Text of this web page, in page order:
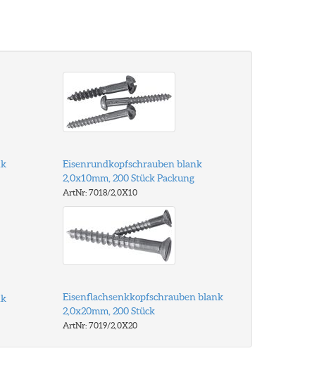
Eisenrundkopfschrauben blank
2,0x10mm, 200 Stück Packung
ArtNr: 7018/2,0X10
Eisenflachsenkkopfschrauben blank
2,0x20mm, 200 Stück
ArtNr: 7019/2,0X20